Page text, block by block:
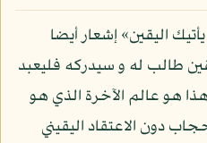
اليقين» إشعار أيضا
طالب له و سيدركه فليعبد
هو عالم الآخرة الذي هو
دون الاعتقاد اليقيني